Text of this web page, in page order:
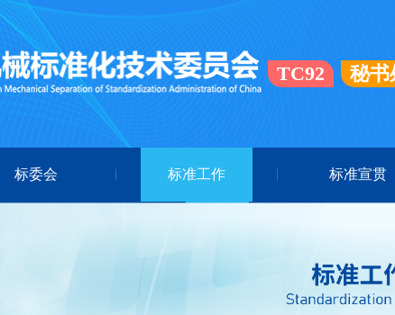
TC92 秘书
标委会 标准工作 标准宣贯